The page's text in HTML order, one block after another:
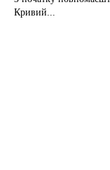
Кривий...